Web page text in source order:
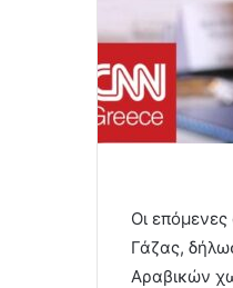
Οι
Γάζας,
Αραβικών